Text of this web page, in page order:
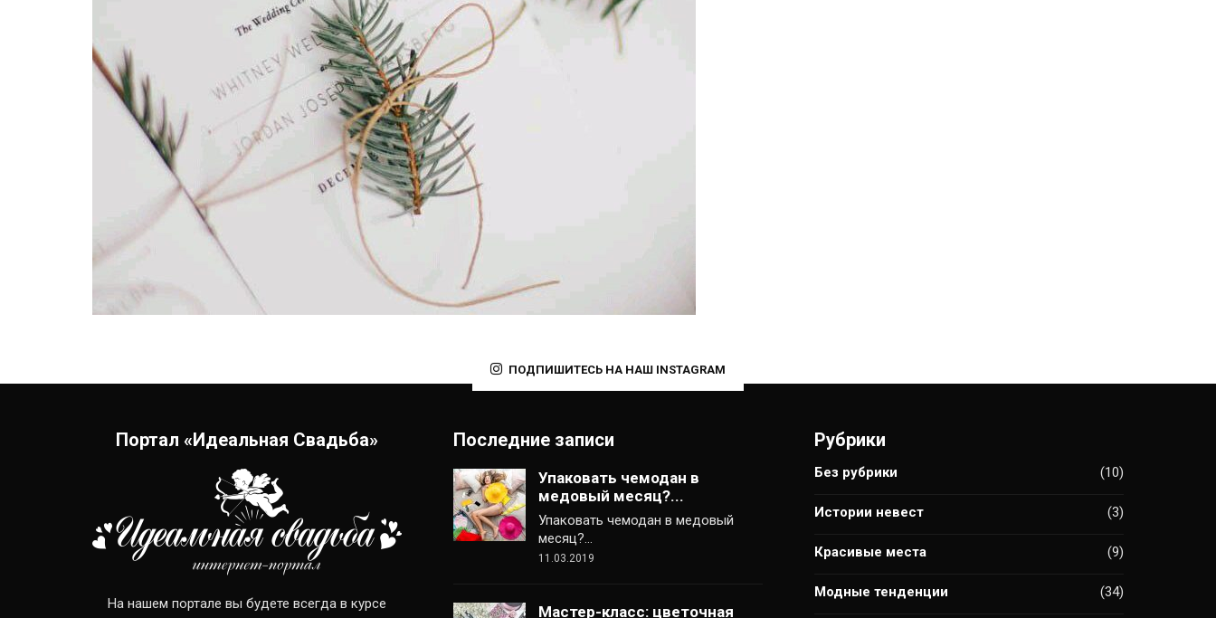
ПОДПИШИТЕСЬ НА НАШ INSTAGRAM
Портал «Идеальная Свадьба»
На нашем портале вы будете всегда в курсе
Последние записи
Упаковать чемодан в
медовый месяц?...
Упаковать чемодан в медовый
месяц?…
11.03.2019
Мастер-класс: цветочная
Рубрики
Без рубрики (10)
Истории невест (3)
Красивые места (9)
Модные тенденции (34)